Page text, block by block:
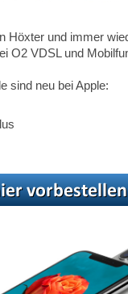
Höxter und immer
O2 VDSL und
sind neu bei Apple: